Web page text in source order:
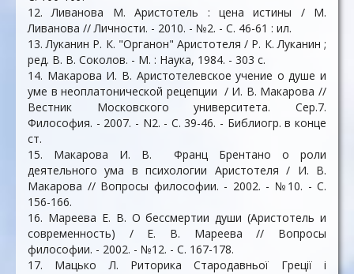
12. Ливанова М. Аристотель : цена истины / М.
Ливанова // Личности. - 2010. - №2. - С. 46-61 : ил.
13. Луканин Р. К. "Органон" Аристотеля / Р. К. Луканин ;
ред. В. В. Соколов. - М. : Наука, 1984. - 303 c.
14. Макарова И. В. Аристотелевское учение о душе и
уме в неоплатонической рецепции / И. В. Макарова //
Вестник Московского университета. Сер.7.
Философия. - 2007. - N2. - С. 39-46. - Библиогр. в конце
ст.
15. Макарова И. В. Франц Брентано о роли
деятельного ума в психологии Аристотеля / И. В.
Макарова // Вопросы философии. - 2002. - №10. - С.
156-166.
16. Мареева Е. В. О бессмертии души (Аристотель и
современность) / Е. В. Мареева // Вопросы
философии. - 2002. - №12. - С. 167-178.
17. Мацько Л. Риторика Стародавньої Греції і